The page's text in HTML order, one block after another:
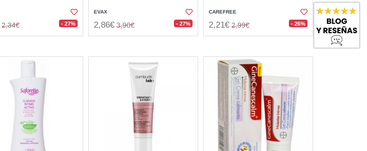
2,34€ - 27%
EVAX
2,86€ 3,90€ - 27%
CAREFREE
2,21€ 2,99€ - 26%